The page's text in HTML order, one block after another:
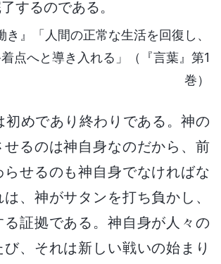
するのである。
き』「人間の正常な生活を回復し、
点へと導き入れる」（『言葉』第1
巻）
初めであり終わりである。神の
るのは神自身なのだから、前
せるのも神自身でなければな
、神がサタンを打ち負かし、
証拠である。神自身が人々の
び、それは新しい戦いの始まり